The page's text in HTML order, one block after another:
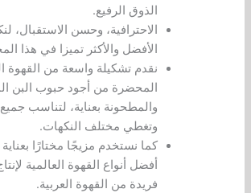
الذوق الرفيع.
الاحترافية، وحسن الاستقبال،
الأفضل والأكثر تميزا في هذا
نقدم تشكيلة واسعة من القهوة
المحضرة من أجود حبوب البن
والمطحونة بعناية، لتناسب جميع
وتغطي مختلف النكهات.
كما نستخدم مزيجًا مختارًا
أفضل أنواع القهوة العالمية
فريدة من القهوة العربية.